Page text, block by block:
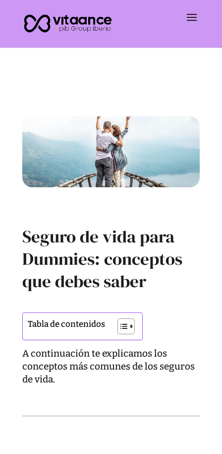
Seguro de vida para
Dummies: conceptos
que debes saber
Tabla de contenidos
A continuación te explicamos los
conceptos más comunes de los seguros
de vida.